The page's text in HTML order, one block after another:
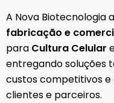
A Nova Biotecnologia
fabricação e
para Cultura Celular
entregando soluções
custos competitivos
clientes e parceiros.